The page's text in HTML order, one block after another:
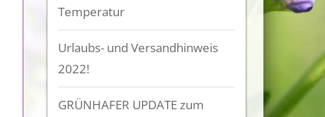
Temperatur
Urlaubs- und Versandhinweis
2022!
GRÜNHAFER UPDATE zum